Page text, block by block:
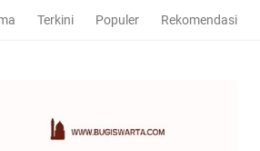
Terkini Populer Rekomendasi